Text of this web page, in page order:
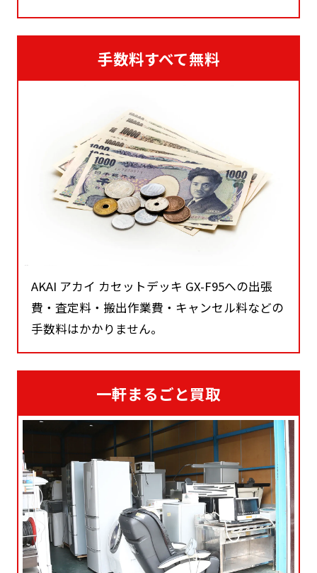
手数料すべて無料
AKAI アカイ カセットデッキ GX-F95への出張
費・査定料・搬出作業費・キャンセル料などの
手数料はかかりません。
一軒まるごと買取